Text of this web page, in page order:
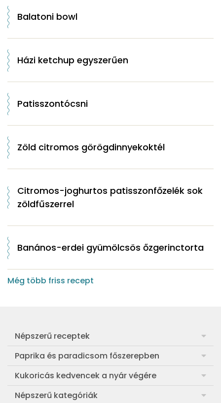
Balatoni bowl
Házi ketchup egyszerűen
Patisszontócsni
Zöld citromos görögdinnyekoktél
Citromos-joghurtos patisszonfőzelék sok
zöldfűszerrel
Banános-erdei gyümölcsös őzgerinctorta
Még több friss recept
Népszerű receptek
Frankfurti leves
Egyszerű muffin
Aranygaluska
Paprika és paradicsom főszerepben
Pan con Tomate
Paradicsom és paprika eltevése télre
Kukoricás kedvencek a nyár végére
Legfinomabb főtt kukorica
Népszerű kategóriák